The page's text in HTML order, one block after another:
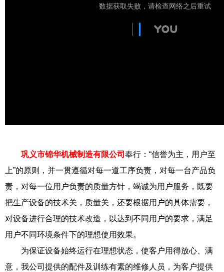
巩义市锦华机械制造有限公司 奉行：“信誉为主，用户至
上”的原则，并一贯遵循对每一道工序负责，对每一台产品负
责，对每一位用户负责的质量方针，竭诚为用户服务，既要
把生产设备的技术关，质量关，还要根据用户的具体需要，
对设备进行合理的技术改造，以达到不同用户的要求，满足
用户不同环境条件下的理想使用效果。
为保证设备始终运行在理想状态，使客户用得放心、满
意，我公司提供的配件及训练有素的维修人员，为客户提供